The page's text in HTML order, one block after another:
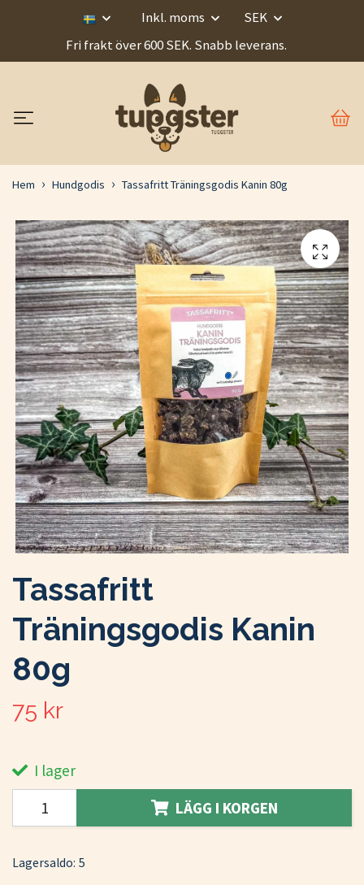
Inkl. moms
SEK
Fri frakt över 600 SEK. Snabb leverans.
Hem Hundgodis Tassafritt Träningsgodis Kanin 80g
Tassafritt
Träningsgodis Kanin
80g
75 kr
I lager
LÄGG I KORGEN
Lagersaldo: 5